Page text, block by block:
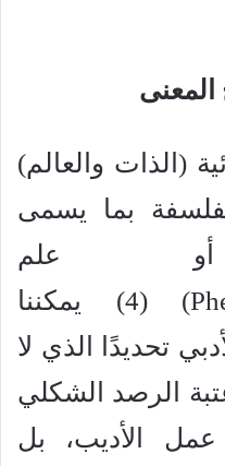
المعنى
(الذات والعالم)
بما يسمى
أو علم
الظواهر(Phenomenology) (4) يمكننا
تحديدًا الذي لا
الرصد الشكلي
عمل الأديب، بل